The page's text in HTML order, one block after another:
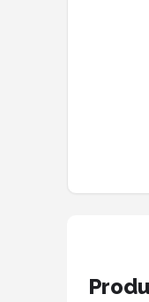
Smartwares
Alle merken →